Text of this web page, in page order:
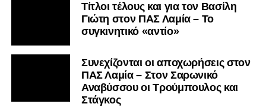
Τίτλοι τέλους και για τον Βασίλη
Γιώτη στον ΠΑΣ Λαμία – Το
συγκινητικό «αντίο»
Συνεχίζονται οι αποχωρήσεις στον
ΠΑΣ Λαμία – Στον Σαρωνικό
Αναβύσσου οι Τρούμπουλος και
Στάγκος